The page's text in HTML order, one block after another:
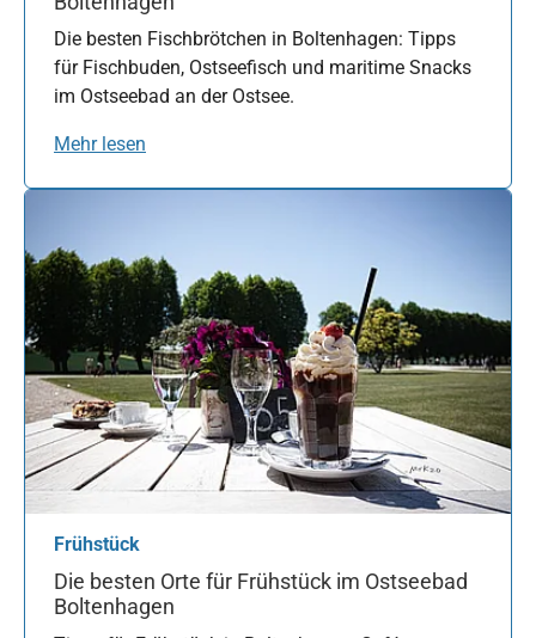
Die besten Fischbrötchen in Boltenhagen: Tipps
für Fischbuden, Ostseefisch und maritime Snacks
im Ostseebad an der Ostsee.
Mehr lesen
Frühstück
Die besten Orte für Frühstück im Ostseebad
Boltenhagen